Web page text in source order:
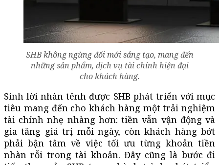
SHB không ngừng đổi mới sáng tạo, mang đến
những sản phẩm, dịch vụ tài chính hiện đại
cho khách hàng.
Sinh lời nhàn tênh được SHB phát triển với mục
tiêu mang đến cho khách hàng một trải nghiệm
tài chính nhẹ nhàng hơn: tiền vẫn vận động và
gia tăng giá trị mỗi ngày, còn khách hàng bớt
phải bận tâm về việc tối ưu từng khoản tiền
nhàn rỗi trong tài khoản. Đây cũng là bước đi